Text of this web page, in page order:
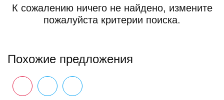
К сожалению ничего не найдено, измените
пожалуйста критерии поиска.
Похожие предложения